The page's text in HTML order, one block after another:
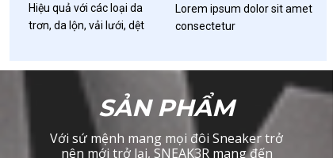
Hiệu quả với các loại da
trơn, da lộn, vải lưới, dệt
Lorem ipsum dolor sit amet
consectetur
Với sứ mệnh mang mọi đôi Sneaker trở
nên mới trở lại, SNEAK3R mang đến
SẢN PHẨM